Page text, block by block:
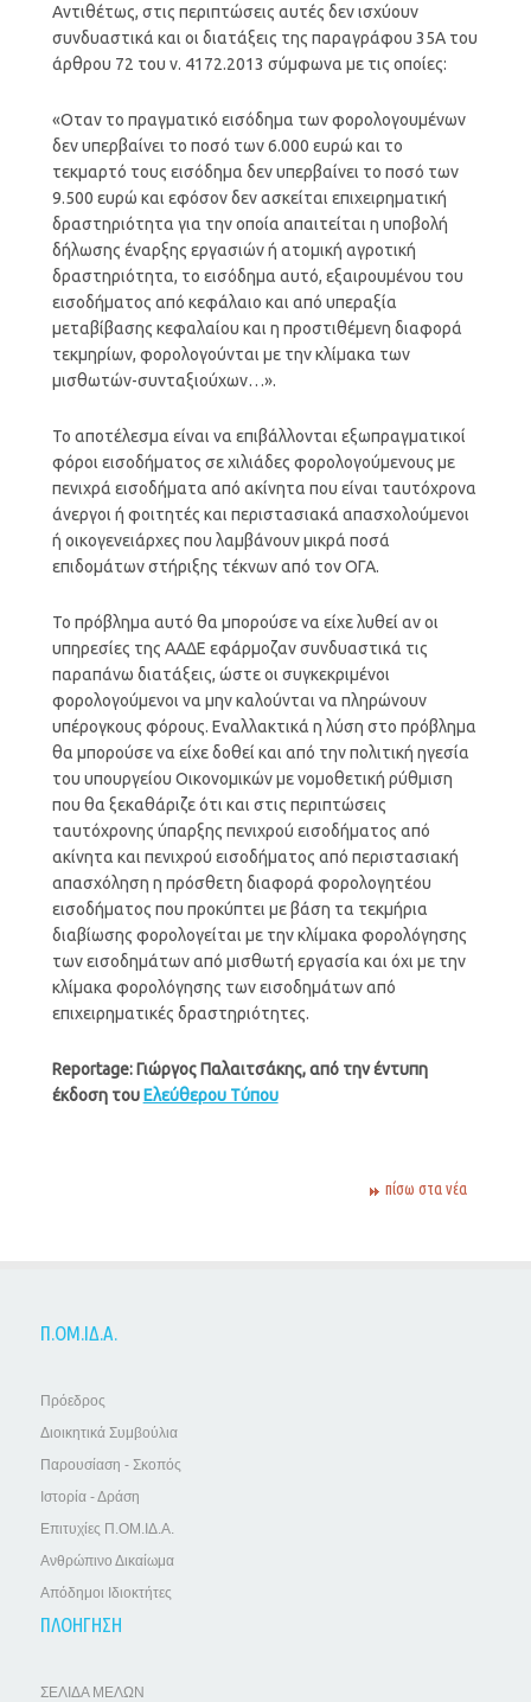
Αντιθέτως, στις περιπτώσεις αυτές δεν ισχύουν
συνδυαστικά και οι διατάξεις της παραγράφου 35Α του
άρθρου 72 του ν. 4172.2013 σύμφωνα με τις οποίες:
«Οταν το πραγματικό εισόδημα των φορολογουμένων
δεν υπερβαίνει το ποσό των 6.000 ευρώ και το
τεκμαρτό τους εισόδημα δεν υπερβαίνει το ποσό των
9.500 ευρώ και εφόσον δεν ασκείται επιχειρηματική
δραστηριότητα για την οποία απαιτείται η υποβολή
δήλωσης έναρξης εργασιών ή ατομική αγροτική
δραστηριότητα, το εισόδημα αυτό, εξαιρουμένου του
εισοδήματος από κεφάλαιο και από υπεραξία
μεταβίβασης κεφαλαίου και η προστιθέμενη διαφορά
τεκμηρίων, φορολογούνται με την κλίμακα των
μισθωτών-συνταξιούχων…».
Το αποτέλεσμα είναι να επιβάλλονται εξωπραγματικοί
φόροι εισοδήματος σε χιλιάδες φορολογούμενους με
πενιχρά εισοδήματα από ακίνητα που είναι ταυτόχρονα
άνεργοι ή φοιτητές και περιστασιακά απασχολούμενοι
ή οικογενειάρχες που λαμβάνουν μικρά ποσά
επιδομάτων στήριξης τέκνων από τον ΟΓΑ.
Το πρόβλημα αυτό θα μπορούσε να είχε λυθεί αν οι
υπηρεσίες της ΑΑΔΕ εφάρμοζαν συνδυαστικά τις
παραπάνω διατάξεις, ώστε οι συγκεκριμένοι
φορολογούμενοι να μην καλούνται να πληρώνουν
υπέρογκους φόρους. Εναλλακτικά η λύση στο πρόβλημα
θα μπορούσε να είχε δοθεί και από την πολιτική ηγεσία
του υπουργείου Οικονομικών με νομοθετική ρύθμιση
που θα ξεκαθάριζε ότι και στις περιπτώσεις
ταυτόχρονης ύπαρξης πενιχρού εισοδήματος από
ακίνητα και πενιχρού εισοδήματος από περιστασιακή
απασχόληση η πρόσθετη διαφορά φορολογητέου
εισοδήματος που προκύπτει με βάση τα τεκμήρια
διαβίωσης φορολογείται με την κλίμακα φορολόγησης
των εισοδημάτων από μισθωτή εργασία και όχι με την
κλίμακα φορολόγησης των εισοδημάτων από
επιχειρηματικές δραστηριότητες.
Reportage: Γιώργος Παλαιτσάκης, από την έντυπη
έκδοση τουΕλεύθερου Τύπου
πίσω στα νέα
Π.ΟΜ.ΙΔ.Α.
Πρόεδρος
Διοικητικά Συμβούλια
Παρουσίαση - Σκοπός
Ιστορία - Δράση
Επιτυχίες Π.ΟΜ.ΙΔ.Α.
Ανθρώπινο Δικαίωμα
Απόδημοι Ιδιοκτήτες
ΠΛΟΗΓΗΣΗ
ΣΕΛΙΔΑ ΜΕΛΩΝ